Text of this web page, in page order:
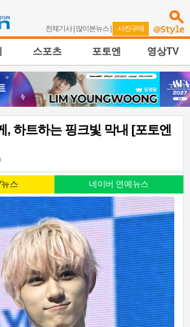
전체기사| 많이본뉴스 | 사진구매
스포츠 포토엔 영상TV
, 하트하는 핑크빛 막내 [포토엔
스 네이버 연예뉴스